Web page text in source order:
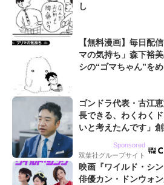
し
【無料漫画】毎日配
マの気持ち」森下裕
シの“ゴマちゃん”を
ゴンドラ代表・古江
長できる、わくわく
いと考えたんです」
Sponsored
双葉社グループサイト
映画『ワイルド・シ
俳優カン・ドンウォ